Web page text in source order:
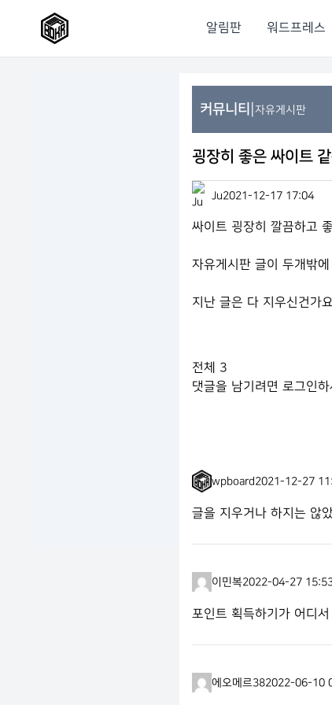
알림판 워드프레스
커뮤니티 자유게시판
굉장히 좋은 싸이트
Ju2021-12-17 17:04
싸이트 굉장히 깔끔하고 좋
자유게시판 글이 두개밖
지난 글은 다 지우신건가
전체 3
댓글을 남기려면 로그인하
wpboard 2021-12-27
글을 지우거나 하지는 않
이민복2022-04-27
포인트 획득하기가 어디
에오메르382022-06-10